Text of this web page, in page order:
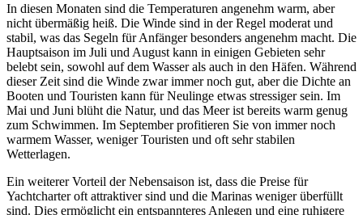
In diesen Monaten sind die Temperaturen angenehm warm, aber
nicht übermäßig heiß. Die Winde sind in der Regel moderat und
stabil, was das Segeln für Anfänger besonders angenehm macht. Die
Hauptsaison im Juli und August kann in einigen Gebieten sehr
belebt sein, sowohl auf dem Wasser als auch in den Häfen. Während
dieser Zeit sind die Winde zwar immer noch gut, aber die Dichte an
Booten und Touristen kann für Neulinge etwas stressiger sein. Im
Mai und Juni blüht die Natur, und das Meer ist bereits warm genug
zum Schwimmen. Im September profitieren Sie von immer noch
warmem Wasser, weniger Touristen und oft sehr stabilen
Wetterlagen.
Ein weiterer Vorteil der Nebensaison ist, dass die Preise für
Yachtcharter oft attraktiver sind und die Marinas weniger überfüllt
sind. Dies ermöglicht ein entspannteres Anlegen und eine ruhigere